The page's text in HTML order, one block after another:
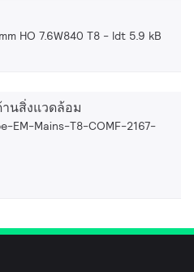
HO 7.6W840 T8 ldt 5.9 kB
นสิ่งแวดล้อม
EM-Mains-T8-COMF-2167-